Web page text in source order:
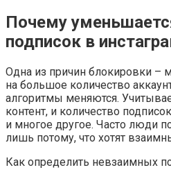
Почему
подписок в
Одна из причин блокировки –
на большое количество
алгоритмы меняются.
контент, и количество
и многое другое. Часто люди
лишь потому, что хотят
Как определить невзаимных